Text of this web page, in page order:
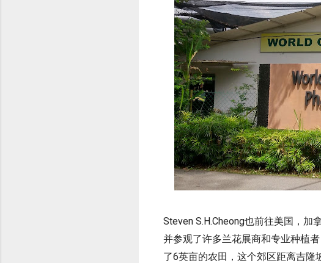
Steven S.H.Cheong也前往美国，加
并参观了许多兰花展商和专业种植
了6英亩的农田，这个郊区距离吉隆